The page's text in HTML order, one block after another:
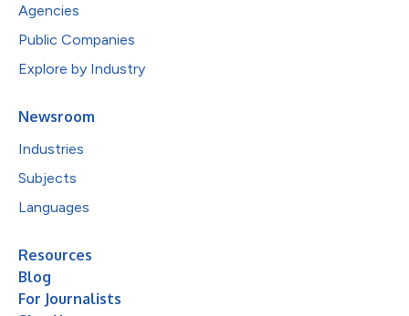
Agencies
Public Companies
Explore by Industry
Newsroom
Industries
Subjects
Languages
Resources
Blog
For Journalists